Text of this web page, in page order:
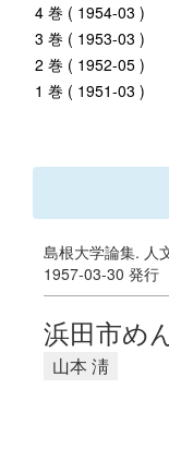
4 巻 ( 1954-03 )
3 巻 ( 1953-03 )
2 巻 ( 1952-05 )
1 巻 ( 1951-03 )
島根大学論集. 人
1957-03-30 発行
浜田市め
山本 淸